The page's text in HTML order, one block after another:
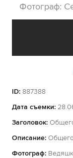
Фотограф:
ID: 887388
Дата съемки:
Заголовок:
Описание:
Фотограф: